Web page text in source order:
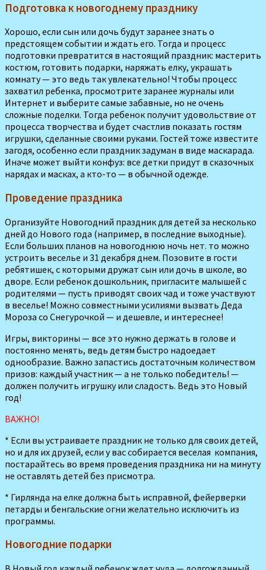
Подготовка к новогоднему празднику
Хорошо, если сын или дочь будут заранее знать о
предстоящем событии и ждать его. Тогда и процесс
подготовки превратится в настоящий праздник: мастерить
костюм, готовить подарки, наряжать елку, украшать
комнату — это ведь так увлекательно! Чтобы процесс
захватил ребен­ка, просмотрите заранее журналы или
Интернет и выберите самые забавные, но не очень
сложные поделки. Тогда ребенок получит удо­вольствие от
процесса творчества и будет счастлив показать гостям
игрушки, сделанные своими руками. Гостей тоже известите
загодя, особенно если праздник задуман в виде маскарада.
Иначе может выйти конфуз: все детки придут в сказочных
нарядах и масках, а кто-то — в обычной одежде.
Проведение праздника
Организуйте Новогодний праздник для детей за несколько
дней до Нового года (например, в последние выходные).
Если больших планов на новогоднюю ночь нет. то можно
устроить веселье и 31 декабря днем. Позовите в гости
ребятишек, с которыми дружат сын или дочь в школе, во
дворе. Если ребенок дошкольник, пригласите малышей с
родителями — пусть приводят своих чад и тоже участвуют
в веселье! Можно совместными усилиями вызвать Деда
Мороза со Снегурочкой — и дешевле, и интереснее!
Игры, викторины — все это нужно держать в голове и
постоянно менять, ведь детям быстро надоедает
однообразие. Важно запастись достаточным количеством
призов: каждый участник — а не только победитель! —
должен получить игрушку или сладость. Ведь это Новый
год!
ВАЖНО!
* Если вы устраиваете праздник не только для своих детей,
но и для их друзей, если у вас собирается веселая компания,
постарайтесь во время проведения праздника ни на минуту
не оставлять детей без присмотра.
* Гирлянда на елке должна быть исправной, фейерверки
петарды и бенгальские огни желательно исключить из
программы.
Новогодние подарки